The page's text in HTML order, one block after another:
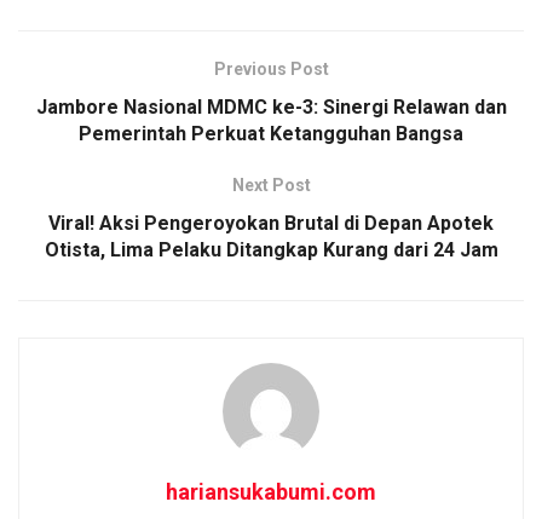
o
o
A
p
ePrevious Post
Jambore Nasional MDMC ke-3: Sinergi Relawan dan
Pemerintah Perkuat Ketangguhan Bangsa
Next Post
Viral! Aksi Pengeroyokan Brutal di Depan Apotek
Otista, Lima Pelaku Ditangkap Kurang dari 24 Jam
hariansukabumi.com